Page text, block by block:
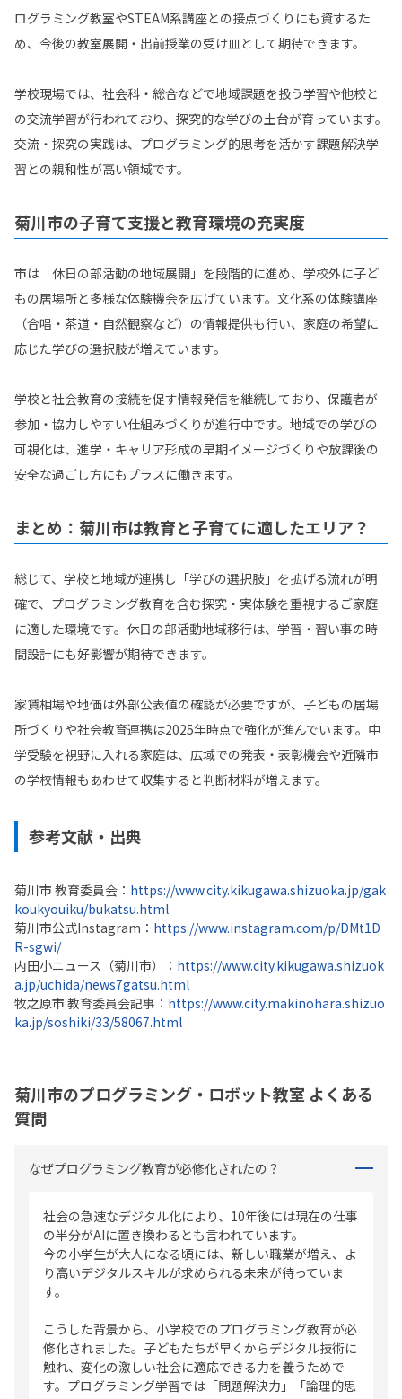
ログラミング教室やSTEAM系講座との接点づくりにも資するた
め、今後の教室展開・出前授業の受け皿として期待できます。
学校現場では、社会科・総合などで地域課題を扱う学習や他校と
の交流学習が行われており、探究的な学びの土台が育っています。
交流・探究の実践は、プログラミング的思考を活かす課題解決学
習との親和性が高い領域です。
菊川市の子育て支援と教育環境の充実度
市は「休日の部活動の地域展開」を段階的に進め、学校外に子ど
もの居場所と多様な体験機会を広げています。文化系の体験講座
（合唱・茶道・自然観察など）の情報提供も行い、家庭の希望に
応じた学びの選択肢が増えています。
学校と社会教育の接続を促す情報発信を継続しており、保護者が
参加・協力しやすい仕組みづくりが進行中です。地域での学びの
可視化は、進学・キャリア形成の早期イメージづくりや放課後の
安全な過ごし方にもプラスに働きます。
まとめ：菊川市は教育と子育てに適したエリア？
総じて、学校と地域が連携し「学びの選択肢」を拡げる流れが明
確で、プログラミング教育を含む探究・実体験を重視するご家庭
に適した環境です。休日の部活動地域移行は、学習・習い事の時
間設計にも好影響が期待できます。
家賃相場や地価は外部公表値の確認が必要ですが、子どもの居場
所づくりや社会教育連携は2025年時点で強化が進んでいます。中
学受験を視野に入れる家庭は、広域での発表・表彰機会や近隣市
の学校情報もあわせて収集すると判断材料が増えます。
参考文献・出典
菊川市 教育委員会： https://www.city.kikugawa.shizuoka.jp/gak
koukyouiku/bukatsu.html
菊川市公式Instagram： https://www.instagram.com/p/DMt1D
R-sgwi/
内田小ニュース（菊川市）： https://www.city.kikugawa.shizuok
a.jp/uchida/news7gatsu.html
牧之原市 教育委員会記事： https://www.city.makinohara.shizuo
ka.jp/soshiki/33/58067.html
菊川市のプログラミング・ロボット教室 よくある
質問
なぜプログラミング教育が必修化されたの？
社会の急速なデジタル化により、10年後には現在の仕事
の半分がAIに置き換わるとも言われています。
今の小学生が大人になる頃には、新しい職業が増え、よ
り高いデジタルスキルが求められる未来が待っていま
す。
こうした背景から、小学校でのプログラミング教育が必
修化されました。子どもたちが早くからデジタル技術に
触れ、変化の激しい社会に適応できる力を養うためで
す。プログラミング学習では「問題解決力」「論理的思